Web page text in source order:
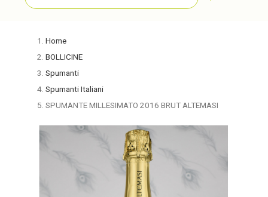
Home
BOLLICINE
Spumanti
Spumanti Italiani
SPUMANTE MILLESIMATO 2016 BRUT ALTEMASI